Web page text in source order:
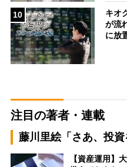
10
キオ
が流
に放
注目の著者・連載
藤川里絵「さあ、投資
【資産運用】